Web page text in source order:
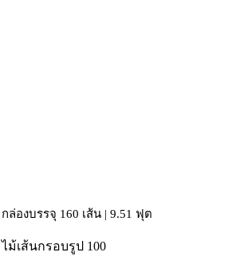
กล่องบรรจุ 160 เส้น | 9.51 ฟุต
ไม้เส้นกรอบรูป 100